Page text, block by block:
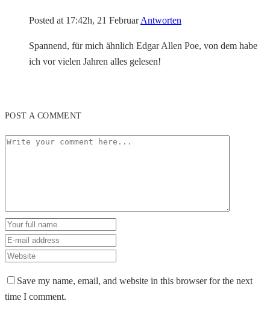
Posted at 17:42h, 21 Februar Antworten
Spannend, für mich ähnlich Edgar Allen Poe, von dem habe
ich vor vielen Jahren alles gelesen!
POST A COMMENT
Save my name, email, and website in this browser for the next
time I comment.